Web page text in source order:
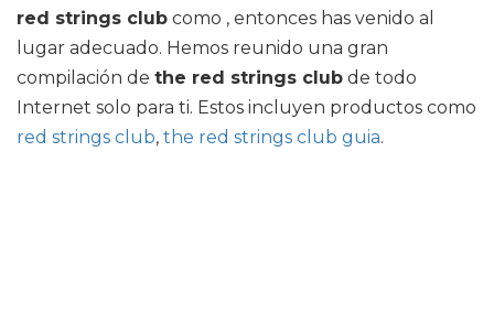
red strings club como , entonces has venido al
lugar adecuado. Hemos reunido una gran
compilación de the red strings club de todo
Internet solo para ti. Estos incluyen productos como
red strings club, the red strings club guia.